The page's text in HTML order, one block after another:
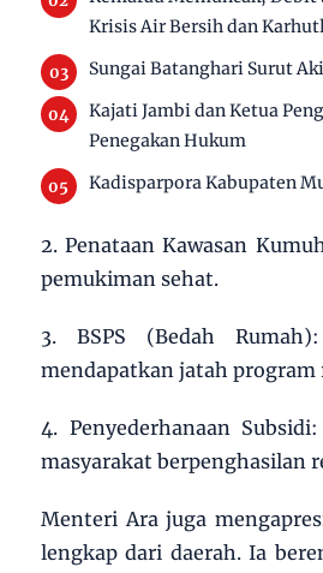
Krisis Air Bersih dan
Sungai Batanghari Surut
Kajati Jambi dan Ketua
Penegakan Hukum
Kadisparpora Kabupaten
2. Penataan Kawasan
pemukiman sehat.
3. BSPS (Bedah
mendapatkan jatah program
4. Penyederhanaan
masyarakat berpenghasilan
Menteri Ara juga
lengkap dari daerah. Ia